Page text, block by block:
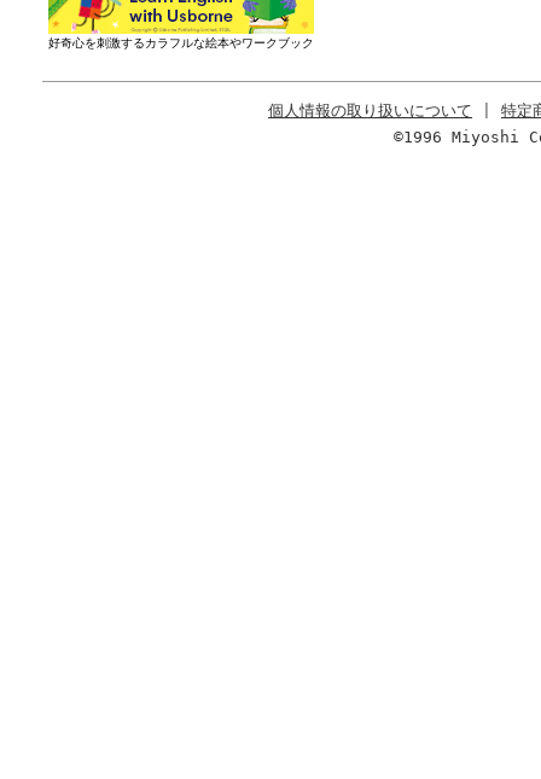
好奇心を刺激するカラフルな絵本やワークブック
個人情報の取り扱いについて
特定
©1996 Miyoshi